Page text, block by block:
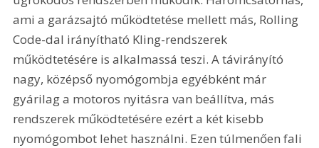
ami a garázsajtó működtetése mellett más, Rolling
Code-dal irányítható Kling-rendszerek
működtetésére is alkalmassá teszi. A távirányító
nagy, középső nyomógombja egyébként már
gyárilag a motoros nyitásra van beállítva, más
rendszerek működtetésére ezért a két kisebb
nyomógombot lehet használni. Ezen túlmenően fali